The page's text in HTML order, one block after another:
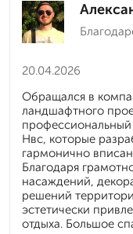
20.04.2026
Обращался в
ландшафтного
Нвс, которые
гармонично
Благодаря
насаждений,
решений
эстетически
отдыха. Большое